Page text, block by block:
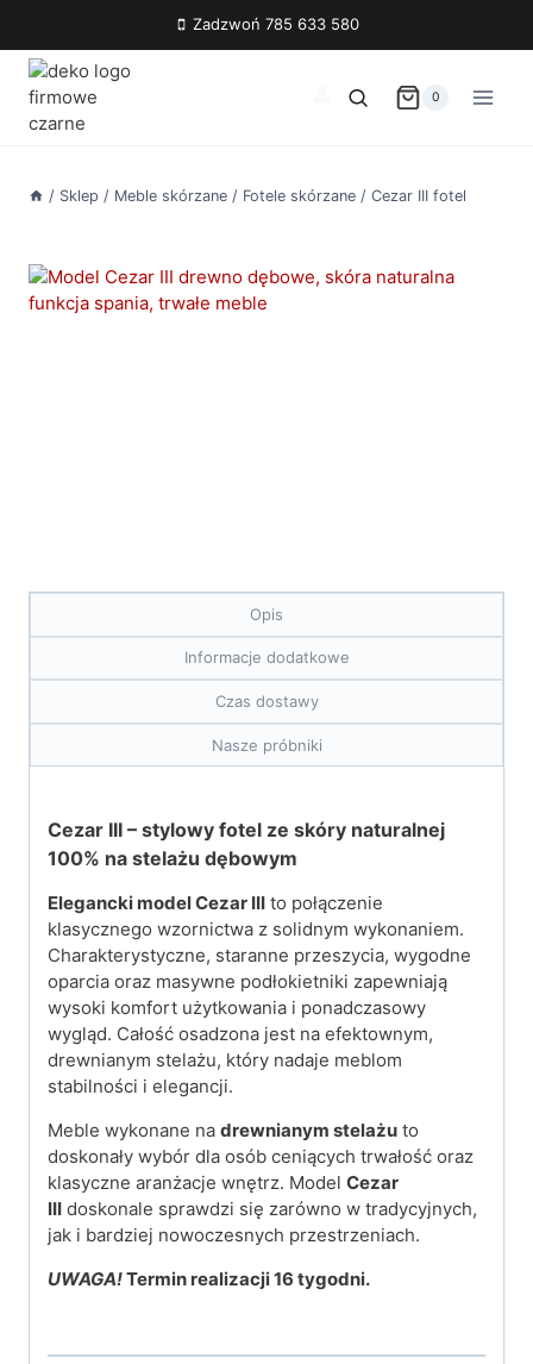
treści
Zadzwoń 785 633 580
0
/ Sklep / Meble skórzane / Fotele skórzane / Cezar III fotel
Opis
Informacje dodatkowe
Czas dostawy
Nasze próbniki
Cezar III – stylowy fotel ze skóry naturalnej
100% na stelażu dębowym
Elegancki model Cezar III to połączenie
klasycznego wzornictwa z solidnym wykonaniem.
Charakterystyczne, staranne przeszycia, wygodne
oparcia oraz masywne podłokietniki zapewniają
wysoki komfort użytkowania i ponadczasowy
wygląd. Całość osadzona jest na efektownym,
drewnianym stelażu, który nadaje meblom
stabilności i elegancji.
Meble wykonane na drewnianym stelażu to
doskonały wybór dla osób ceniących trwałość oraz
klasyczne aranżacje wnętrz. Model Cezar
III doskonale sprawdzi się zarówno w tradycyjnych,
jak i bardziej nowoczesnych przestrzeniach.
UWAGA!Termin realizacji 16 tygodni.